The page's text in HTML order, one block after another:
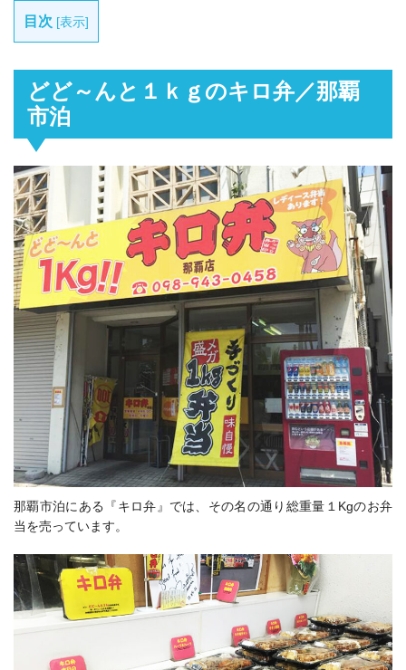
目次 [表示]
どど～んと１ｋｇのキロ弁／那覇
市泊
那覇市泊にある『キロ弁』では、その名の通り総重量１Kgのお弁
当を売っています。